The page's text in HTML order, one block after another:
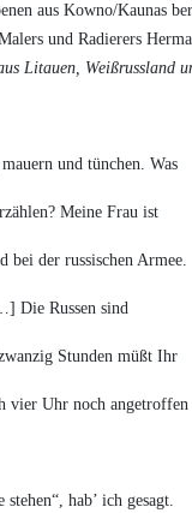
aus Kowno/Kaunas
und Radierers
Litauen, Weißrussland
und tünchen. Was
Meine Frau ist
bei der russischen Armee.
Die Russen sind
Stunden müßt Ihr
vier Uhr noch angetroffen
hab’ ich gesagt.